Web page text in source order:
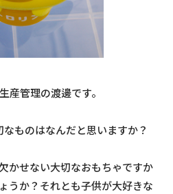
産管理の渡邊です。
ものはなんだと思いますか？
かせない大切なおもちゃですか
うか？それとも子供が大好きな